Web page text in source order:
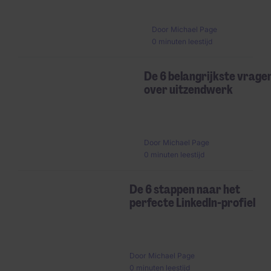
Door Michael Page
0 minuten leestijd
De 6 belangrijkste
over uitzendwerk
Door Michael Page
0 minuten leestijd
De 6 stappen naar het
perfecte LinkedIn-profiel
Door Michael Page
0 minuten leestijd